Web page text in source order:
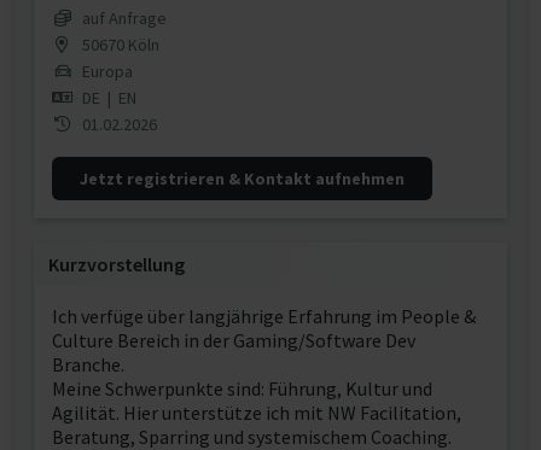
auf Anfrage
50670 Köln
Europa
DE | EN
01.02.2026
Jetzt registrieren & Kontakt aufnehmen
Kurzvorstellung
Ich verfüge über langjährige Erfahrung im People &
Culture Bereich in der Gaming/Software Dev
Branche.
Meine Schwerpunkte sind: Führung, Kultur und
Agilität. Hier unterstütze ich mit NW Facilitation,
Beratung, Sparring und systemischem Coaching.